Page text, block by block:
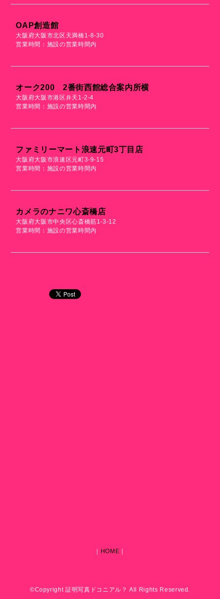
OAP創造館
大阪府大阪市北区天満橋1-8-30
営業時間：施設の営業時間内
オーク200 2番街西館総合案内所横
大阪府大阪市港区弁天1-2-4
営業時間：施設の営業時間内
ファミリーマート浪速元町3丁目店
大阪府大阪市浪速区元町3-9-15
営業時間：施設の営業時間内
カメラのナニワ心斎橋店
大阪府大阪市中央区心斎橋筋1-3-12
営業時間：施設の営業時間内
HOME
©Copyright 証明写真ドコニアル？ All Rights Reserved.